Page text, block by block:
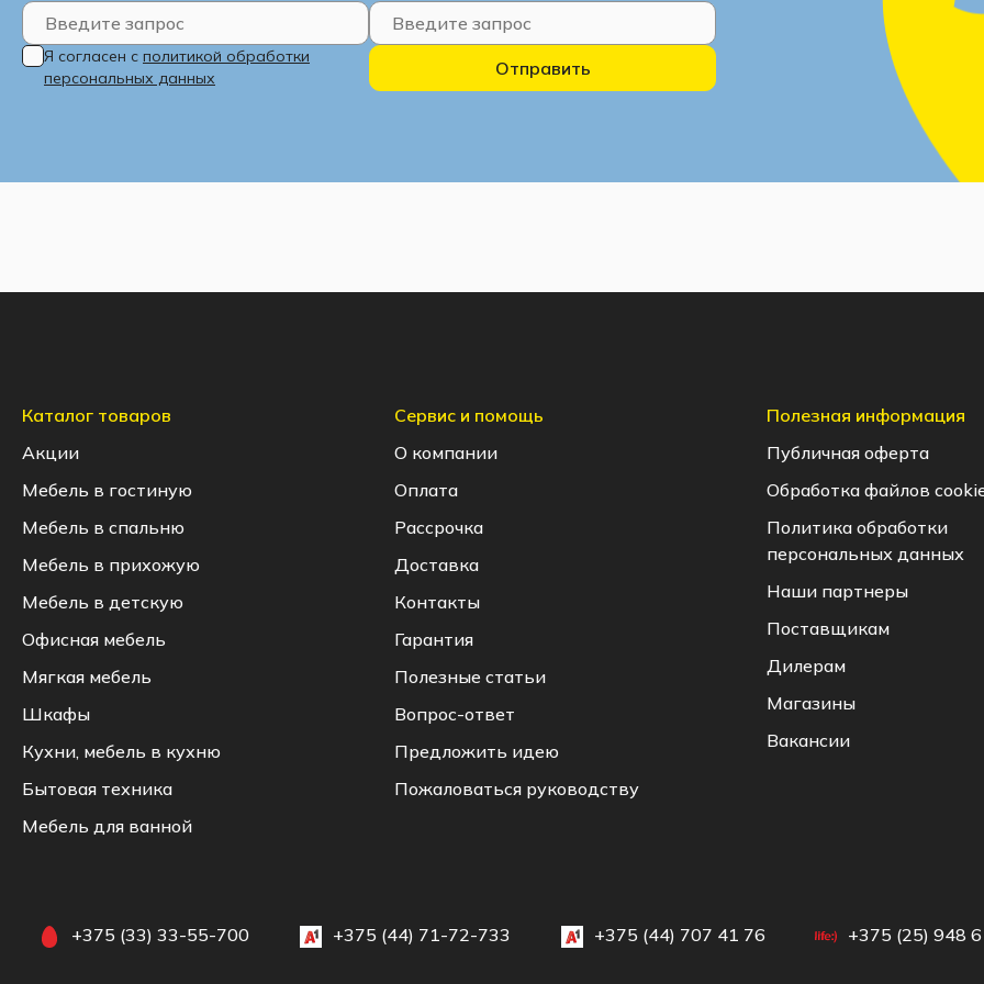
Я согласен с политикой обработки
персональных данных
Отправить
Каталог товаров
Акции
Мебель в гостиную
Мебель в спальню
Мебель в прихожую
Мебель в детскую
Офисная мебель
Мягкая мебель
Шкафы
Кухни, мебель в кухню
Бытовая техника
Мебель для ванной
Сервис и помощь
О компании
Оплата
Рассрочка
Доставка
Контакты
Гарантия
Полезные статьи
Вопрос-ответ
Предложить идею
Пожаловаться руководству
Полезная информация
Публичная оферта
Обработка файлов
Политика обработки
персональных данных
Наши партнеры
Поставщикам
Дилерам
Магазины
Вакансии
+375 (33) 33-55-700 +375 (44) 71-72-733 +375 (44) 707 41 76 +375 (25) 948